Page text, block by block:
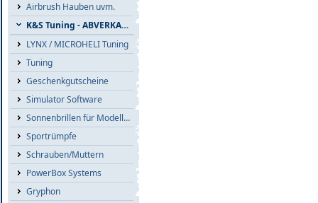
Airbrush Hauben uvm.
K&S Tuning - ABVERKAUF
LYNX / MICROHELI Tuning
Tuning
Geschenkgutscheine
Simulator Software
Sonnenbrillen für Modellflieger
Sportrümpfe
Schrauben/Muttern
PowerBox Systems
Gryphon